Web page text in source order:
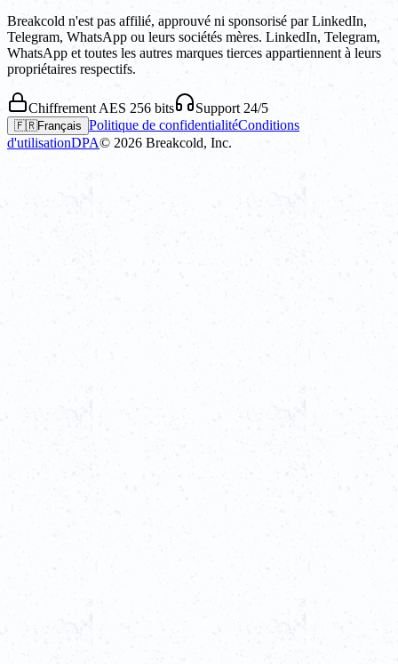
Breakcold n'est pas affilié, approuvé ni sponsorisé par LinkedIn,
Telegram, WhatsApp ou leurs sociétés mères. LinkedIn, Telegram,
WhatsApp et toutes les autres marques tierces appartiennent à leurs
propriétaires respectifs.
Chiffrement AES 256 bits Support 24/5
🇫🇷Français Politique de confidentialitéConditions
d'utilisationDPA© 2026 Breakcold, Inc.